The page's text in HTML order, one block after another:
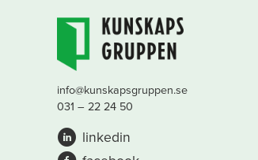
info@kunskapsgruppen.se
031 – 22 24 50
linkedin